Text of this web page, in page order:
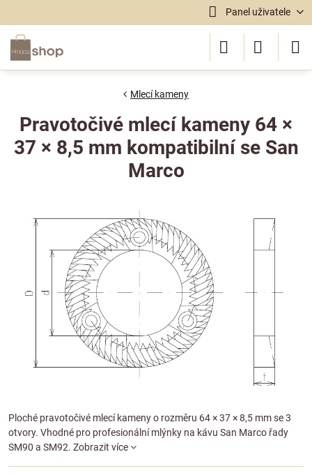
Panel uživatele
Mlecí kameny
Pravotočivé mlecí kameny 64 ×
37 × 8,5 mm kompatibilní se San
Marco
Ploché pravotočivé mlecí kameny o rozměru 64 × 37 × 8,5 mm se 3
otvory. Vhodné pro profesionální mlýnky na kávu San Marco řady
SM90 a SM92. Zobrazit více